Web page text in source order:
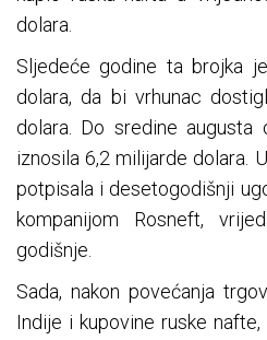
dolara.
Sljedeće godine ta brojka
dolara, da bi vrhunac
dolara. Do sredine augusta
iznosila 6,2 milijarde dolara.
potpisala i desetogodišnji
kompanijom Rosneft,
godišnje.
Sada, nakon povećanja
Indije i kupovine ruske nafte,